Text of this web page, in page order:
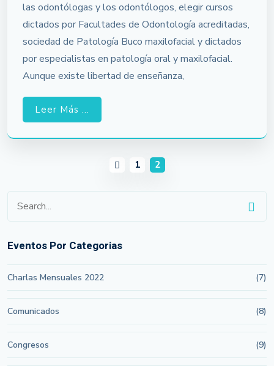
las odontólogas y los odontólogos, elegir cursos
dictados por Facultades de Odontología acreditadas,
sociedad de Patología Buco maxilofacial y dictados
por especialistas en patología oral y maxilofacial.
Aunque existe libertad de enseñanza,
Leer Más ...
1 2
Eventos Por Categorias
Charlas Mensuales 2022 (7)
Comunicados (8)
Congresos (9)